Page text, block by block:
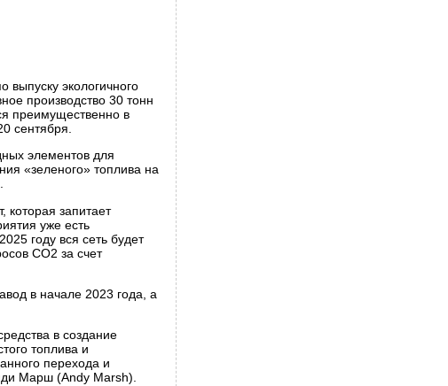
выпуску экологичного
производство 30 тонн
преимущественно в
сентября.
элементов для
«зеленого» топлива на
которая запитает
уже есть
году вся сеть будет
CO2 за счет
в начале 2023 года, а
в создание
топлива и
перехода и
Марш (Andy Marsh).